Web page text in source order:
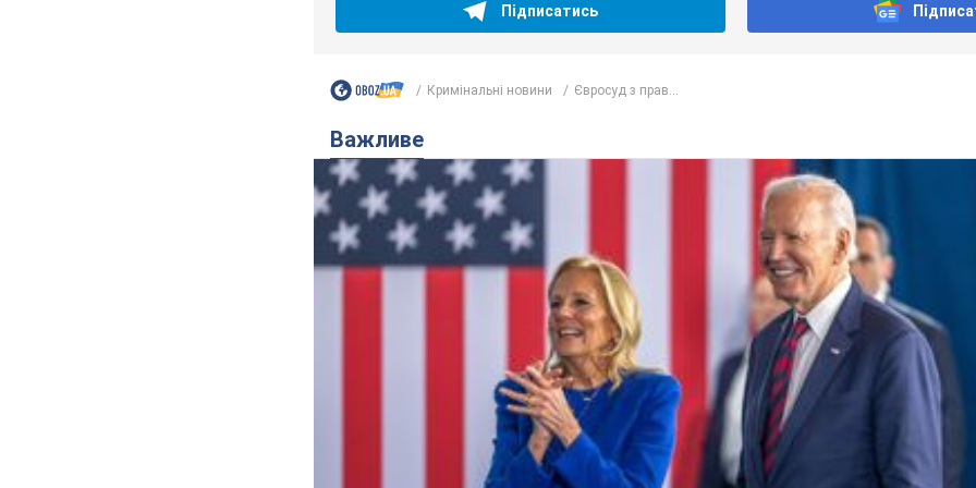
Підписатись
Кримінальні новини Євросуд з прав...
Важливе